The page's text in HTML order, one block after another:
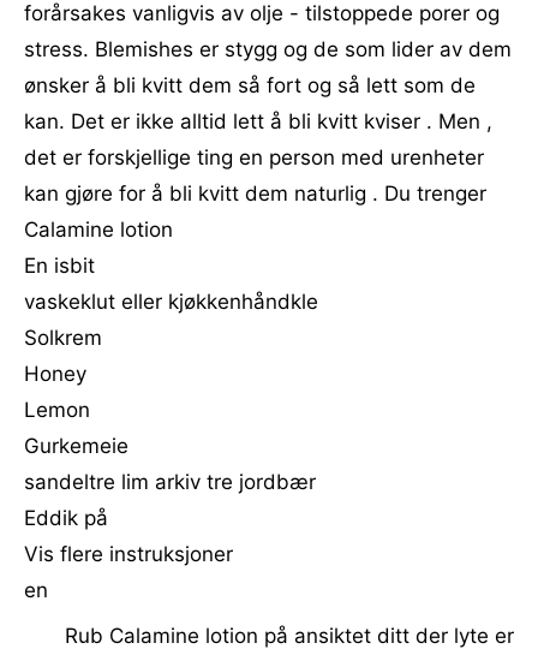
forårsakes vanligvis av olje - tilstoppede porer og
stress. Blemishes er stygg og de ​​som lider av dem
ønsker å bli kvitt dem så fort og så lett som de
kan. Det er ikke alltid lett å bli kvitt kviser . Men ,
det er forskjellige ting en person med urenheter
kan gjøre for å bli kvitt dem naturlig . Du trenger
Calamine lotion
En isbit
vaskeklut eller kjøkkenhåndkle
Solkrem
Honey
Lemon
Gurkemeie
sandeltre lim arkiv tre jordbær
Eddik på
Vis flere instruksjoner
en
Rub Calamine lotion på ansiktet ditt der lyte er